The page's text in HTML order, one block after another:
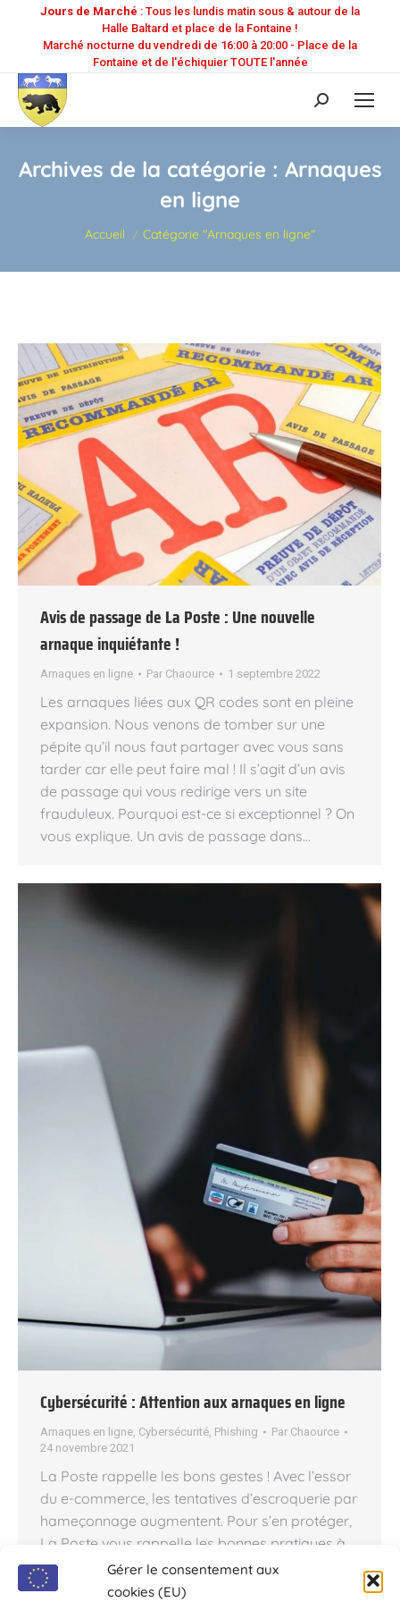
Gérer le consentement aux
cookies (EU)
Jours de Marché : Tous les lundis matin sous & autour de la
Halle Baltard et place de la Fontaine !
Marché nocturne du vendredi de 16:00 à 20:00 - Place de la
Fontaine et de l'échiquier TOUTE l'année
Recherche
:
Archives de la catégorie : Arnaques
en ligne
Vous êtes ici :
Accueil Catégorie "Arnaques en ligne"
Avis de passage de La Poste : Une nouvelle
arnaque inquiétante !
Arnaques en ligne Par Chaource 1 septembre 2022
Les arnaques liées aux QR codes sont en pleine
expansion. Nous venons de tomber sur une
pépite qu’il nous faut partager avec vous sans
tarder car elle peut faire mal ! Il s’agit d’un avis
de passage qui vous redirige vers un site
frauduleux. Pourquoi est-ce si exceptionnel ? On
vous explique. Un avis de passage dans…
Cybersécurité : Attention aux arnaques en ligne
Arnaques en ligne Cybersécurité Phishing Par Chaource
24 novembre 2021
La Poste rappelle les bons gestes ! Avec l’essor
du e-commerce, les tentatives d’escroquerie par
hameçonnage augmentent. Pour s’en protéger,
La Poste vous rappelle les bonnes pratiques à
suivre. Si nous sommes plus vigilants face aux
tentatives d’hameçonnage, ces attaques restent